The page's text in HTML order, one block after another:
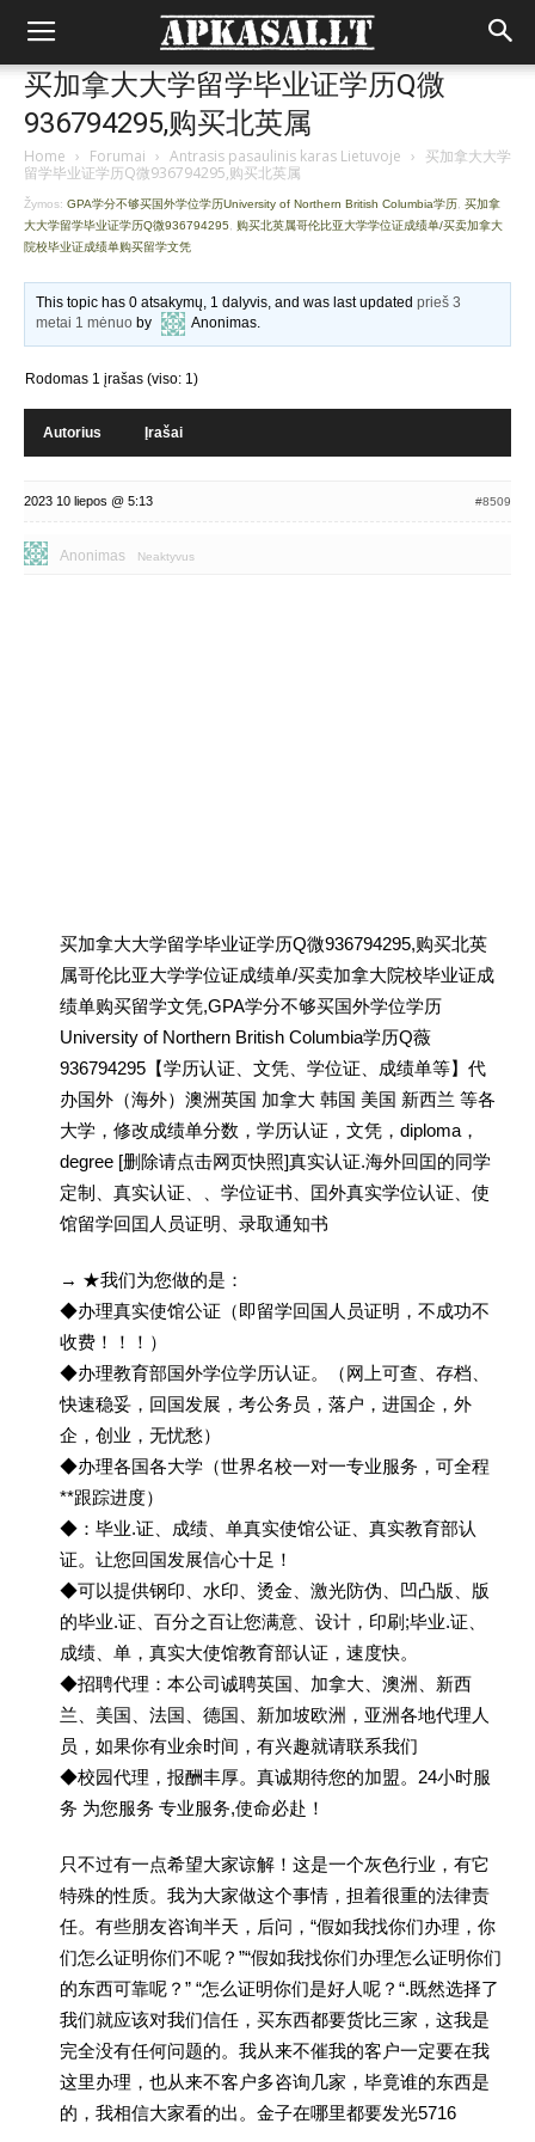
买加拿大大学留学毕业证学历Q微
936794295,购买北英属
Home › Forumai › Antrasis pasaulinis karas Lietuvoje › 买加拿大大学
留学毕业证学历Q微936794295,购买北英属
Žymos: GPA学分不够买国外学位学历University of Northern British Columbia学历 买加拿
大大学留学毕业证学历Q微936794295
购买北英属哥伦比亚大学学位证成绩单/买卖加拿大
院校毕业证成绩单购买留学文凭
This topic has 0 atsakymų, 1 dalyvis, and was last updatedprieš 3
metai 1 mėnuo by Anonimas.
Rodomas 1 įrašas (viso: 1)
Autorius Įrašai
2023 10 liepos @ 5:13 #8509
Anonimas Neaktyvus
买加拿大大学留学毕业证学历Q微936794295,购买北英
属哥伦比亚大学学位证成绩单/买卖加拿大院校毕业证成
绩单购买留学文凭,GPA学分不够买国外学位学历
University of Northern British Columbia学历Q薇
936794295【学历认证、文凭、学位证、成绩单等】代
办国外（海外）澳洲英国 加拿大 韩国 美国 新西兰 等各
大学，修改成绩单分数，学历认证，文凭，diploma，
degree [删除请点击网页快照]真实认证.海外回囯的同学
定制、真实认证、、学位证书、囯外真实学位认证、使
馆留学回囯人员证明、录取通知书
→ ★我们为您做的是：
◆办理真实使馆公证（即留学回国人员证明，不成功不
收费！！！）
◆办理教育部国外学位学历认证。（网上可查、存档、
快速稳妥，回国发展，考公务员，落户，进国企，外
企，创业，无忧愁）
◆办理各国各大学（世界名校一对一专业服务，可全程
**跟踪进度）
◆：毕业.证、成绩、单真实使馆公证、真实教育部认
证。让您回国发展信心十足！
◆可以提供钢印、水印、烫金、激光防伪、凹凸版、版
的毕业.证、百分之百让您满意、设计，印刷;毕业.证、
成绩、单，真实大使馆教育部认证，速度快。
◆招聘代理：本公司诚聘英国、加拿大、澳洲、新西
兰、美国、法国、德国、新加坡欧洲，亚洲各地代理人
员，如果你有业余时间，有兴趣就请联系我们
◆校园代理，报酬丰厚。真诚期待您的加盟。24小时服
务 为您服务 专业服务,使命必赴！
只不过有一点希望大家谅解！这是一个灰色行业，有它
特殊的性质。我为大家做这个事情，担着很重的法律责
任。有些朋友咨询半天，后问，“假如我找你们办理，你
们怎么证明你们不呢？”“假如我找你们办理怎么证明你们
的东西可靠呢？” “怎么证明你们是好人呢？“.既然选择了
我们就应该对我们信任，买东西都要货比三家，这我是
完全没有任何问题的。我从来不催我的客户一定要在我
这里办理，也从来不客户多咨询几家，毕竟谁的东西是
的，我相信大家看的出。金子在哪里都要发光5716